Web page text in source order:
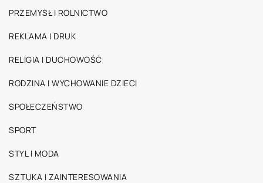
PRZEMYSŁ I ROLNICTWO
REKLAMA I DRUK
RELIGIA I DUCHOWOŚĆ
RODZINA I WYCHOWANIE DZIECI
SPOŁECZEŃSTWO
SPORT
STYL I MODA
SZTUKA I ZAINTERESOWANIA